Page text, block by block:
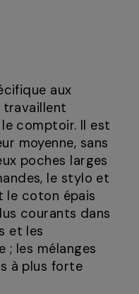
aux
comptoir. Il est
moyenne, sans
poches larges
le stylo et
le coton épais
courants dans
et les
; les mélanges
à plus forte